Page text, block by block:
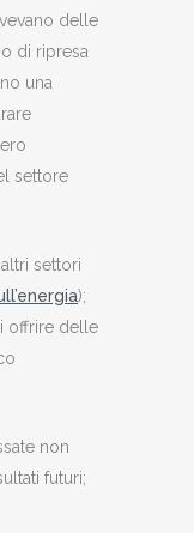
delle
di ripresa
una
settore
settori
);
offrire delle
non
futuri;